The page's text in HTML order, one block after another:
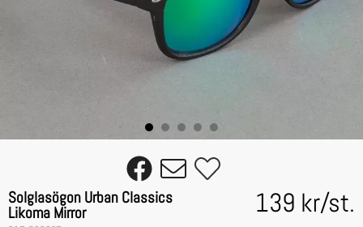
Solglasögon Urban Classics
Likoma Mirror 139 kr/st.